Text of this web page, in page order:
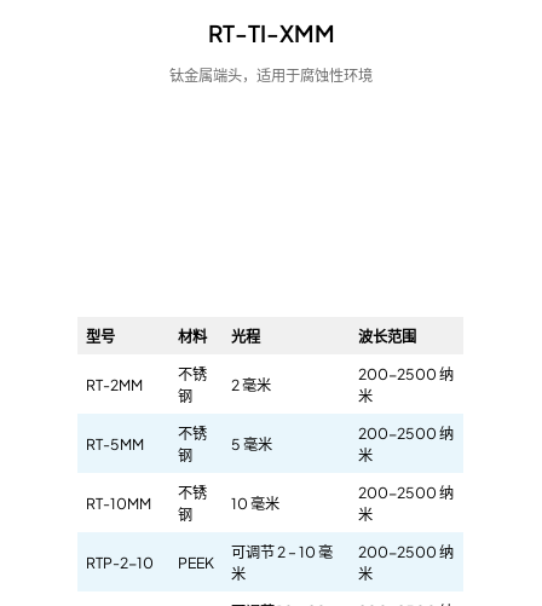
RT-TI-XMM
钛金属端头，适用于腐蚀性环境
型号 材料 光程 波长范围
RT-2MM
不锈
钢
2 毫米
200-2500 纳
米
RT-5MM
不锈
钢
5 毫米
200-2500 纳
米
RT-10MM
不锈
钢
10 毫米
200-2500 纳
米
RTP-2-10 PEEK
可调节 2 – 10 毫
米
200-2500 纳
米